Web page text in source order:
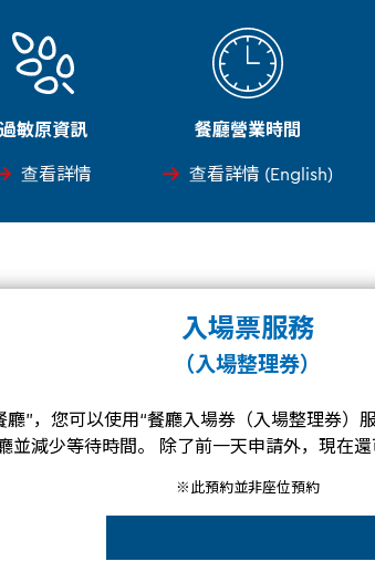
過敏原資訊
查看詳情
餐廳營業時間
查看詳情 (English)
入場票服務
（入場整理券）
廳”，您可以使用“餐廳入場券（入場整理券）
並減少等待時間。 除了前一天申請外，現在還
※此預約並非座位預約